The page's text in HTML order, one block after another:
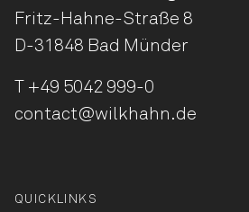
Fritz-Hahne-Straße 8
D-31848 Bad Münder
+49 5042 999-0
contact@wilkhahn.de
QUICKLINKS